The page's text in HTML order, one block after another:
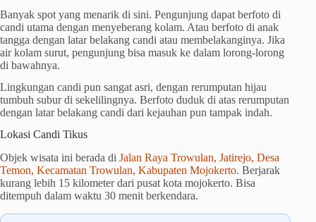
Banyak spot yang menarik di sini. Pengunjung dapat berfoto di
candi utama dengan menyeberang kolam. Atau berfoto di anak
tangga dengan latar belakang candi atau membelakanginya. Jika
air kolam surut, pengunjung bisa masuk ke dalam lorong-lorong
di bawahnya.
Lingkungan candi pun sangat asri, dengan rerumputan hijau
tumbuh subur di sekelilingnya. Berfoto duduk di atas rerumputan
dengan latar belakang candi dari kejauhan pun tampak indah.
Lokasi Candi Tikus
Objek wisata ini berada di Jalan Raya Trowulan, Jatirejo, Desa
Temon, Kecamatan Trowulan, Kabupaten Mojokerto. Berjarak
kurang lebih 15 kilometer dari pusat kota mojokerto. Bisa
ditempuh dalam waktu 30 menit berkendara.